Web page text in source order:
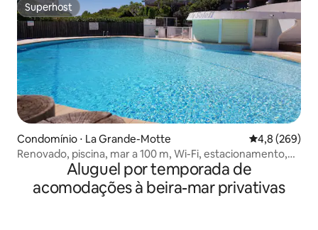
Superhost
Superhost
Condomínio ⋅ La Grande-Motte 4,8 de uma
4,8 (269)
Renovado, piscina, mar a 100 m, Wi-Fi, estacionamento,
roupa de cama nova
Aluguel por temporada de
acomodações à beira-mar privativas